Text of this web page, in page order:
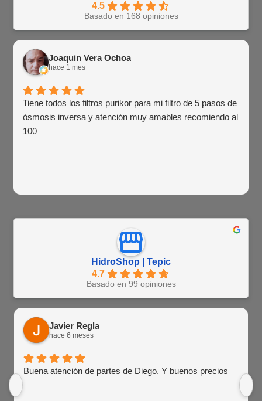
4.5
Basado en 168 opiniones
Joaquin Vera Ochoa
hace 1 mes
Tiene todos los filtros purikor para mi filtro de 5 pasos de
ósmosis inversa y atención muy amables recomiendo al
100
HidroShop | Tepic
4.7
Basado en 99 opiniones
Javier Regla
hace 6 meses
Buena atención de partes de Diego. Y buenos precios